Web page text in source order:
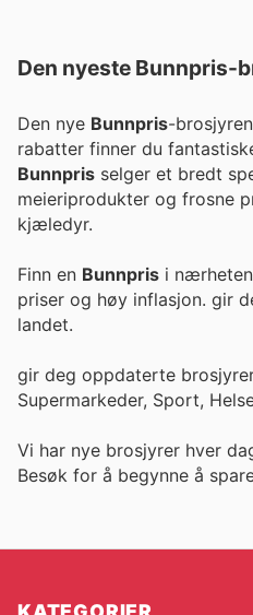
Den nyeste Bunnpris-
Den nye Bunnpris-
rabatter finner du
Bunnpris selger et bredt
meieriprodukter og frosne
kjæledyr.
Finn en Bunnpris i
priser
landet.
gir deg oppdaterte
Supermarkeder, Sport,
Vi har nye brosjyrer hver
Besøk for å begynne å